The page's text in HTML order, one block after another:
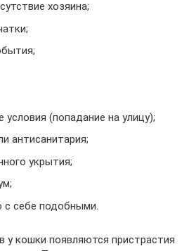
хозяина;
условия (попадание на улицу);
антисанитария;
укрытия;
с себе подобными.
у кошки появляются пристрастия